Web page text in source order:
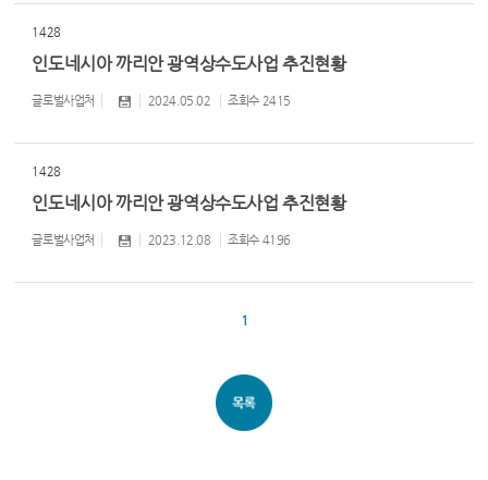
1428
인도네시아 까리안 광역상수도사업 추진현황
글로벌사업처 2024.05.02 조회수 2415
1428
인도네시아 까리안 광역상수도사업 추진현황
글로벌사업처 2023.12.08 조회수 4196
1